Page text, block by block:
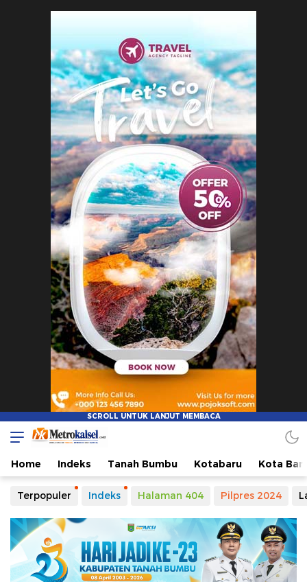
Metro Kalsel
Media Online Terkini, Faktual dan Mendidik
Home Indeks Tanah Bumbu Kotabaru Kota
Terpopuler Indeks Halaman 404 Pilpres 2024